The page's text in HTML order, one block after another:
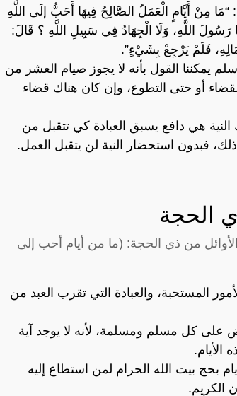
مِنْ أَيَّامٍ الْعَمَلُ الصَّالِحُ فِيهَا أَحَبُّ إلَى اللَّهِ
رَسُولَ اللَّهِ، وَلَا الْجِهَادُ فِي سَبِيلِ اللَّهِ ؟ قَالَ:
فَلَمْ يَرْجِعْ بِشَيْءٍ”.
يمكننا القول بأنه لا يجوز صيام العشر من
أو حتى التطوع، وإن كان هناك قضاء
النية هي دافع يسبق العبادة كي تتقبل من
فبدون استحضار النية لن يتقبل العمل.
الحجة
من ذي الحجة: (ما من أيام أحب إلى
المستحبة، والعبادة التي تقرب العبد من
كل مسلم ومسلمة، لأنه لا يوجد آية
بحج بيت الله الحرام لمن استطاع إليه
الكريم.